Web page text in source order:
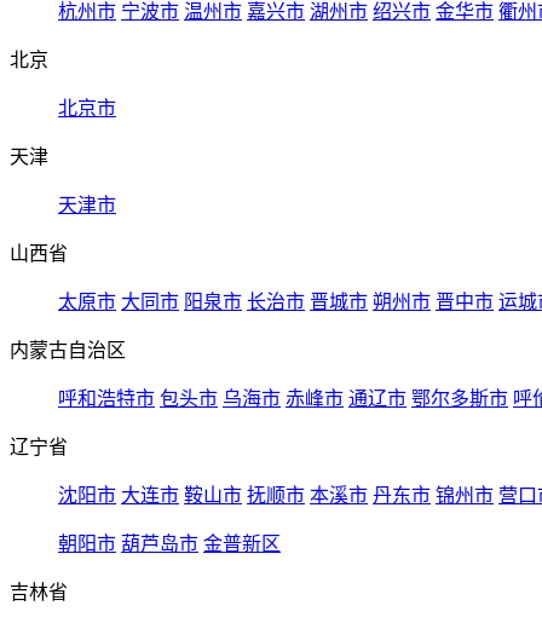
杭州市 宁波市 温州市 嘉兴市 湖州市 绍兴市 金华市 衢州
北京
北京市
天津
天津市
山西省
太原市 大同市 阳泉市 长治市 晋城市 朔州市 晋中市 运城
内蒙古自治区
呼和浩特市 包头市 乌海市 赤峰市 通辽市 鄂尔多斯市 呼
辽宁省
沈阳市 大连市 鞍山市 抚顺市 本溪市 丹东市 锦州市 营口
朝阳市 葫芦岛市 金普新区
吉林省